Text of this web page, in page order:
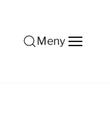
Meny